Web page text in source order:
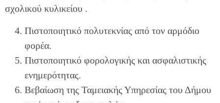
σχολικού κυλικείου .
Πιστοποιητικό πολυτεκνίας από τον αρμόδιο
φορέα.
Πιστοποιητικό φορολογικής και ασφαλιστικής
ενημερότητας.
Βεβαίωση της Ταμειακής Υπηρεσίας του Δήμου